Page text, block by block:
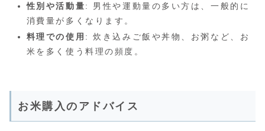
性別や活動量: 男性や運動量の多い方は、一般的に
消費量が多くなります。
料理での使用 : 炊き込みご飯や丼物、お粥など、お
米を多く使う料理の頻度。
お米購入のアドバイス